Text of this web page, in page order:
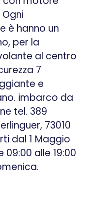
è hanno un
per la
al centro
7
e
imbarco da
tel. 389
73010
dal 1 Maggio
alle 19:00